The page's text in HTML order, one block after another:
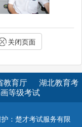
关闭页面
教育厅
湖北教育考
等级考试
：楚才考试服务有限